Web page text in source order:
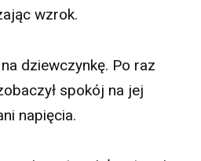
wzrok.
dziewczynkę. Po raz
spokój na jej
napięcia.